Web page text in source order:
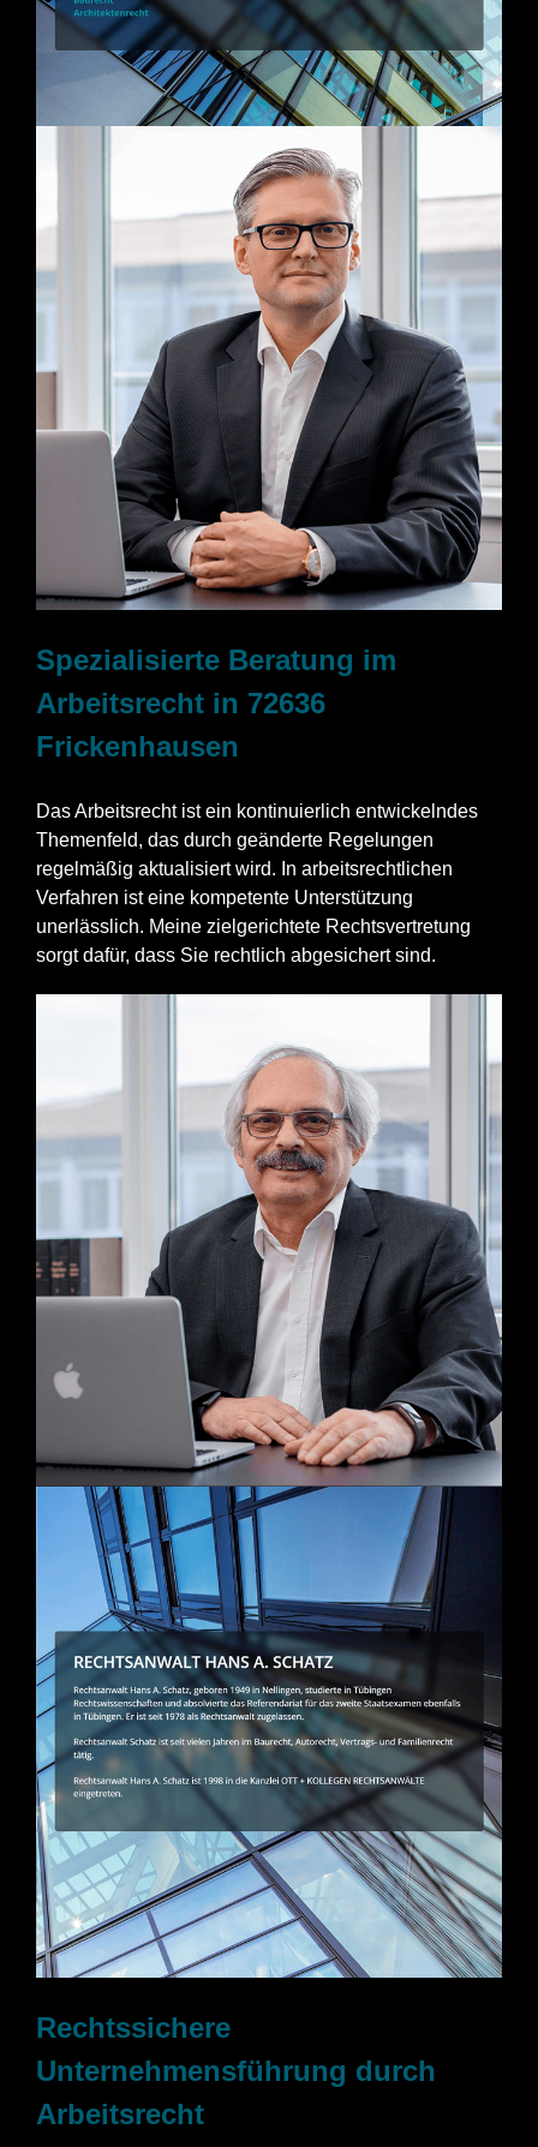
Spezialisierte Beratung im
Arbeitsrecht in 72636
Frickenhausen
Das Arbeitsrecht ist ein kontinuierlich entwickelndes
Themenfeld, das durch geänderte Regelungen
regelmäßig aktualisiert wird. In arbeitsrechtlichen
Verfahren ist eine kompetente Unterstützung
unerlässlich. Meine zielgerichtete Rechtsvertretung
sorgt dafür, dass Sie rechtlich abgesichert sind.
Rechtssichere
Unternehmensführung durch
Arbeitsrecht